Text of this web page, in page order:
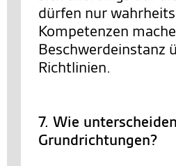
dürfen nur
Kompetenzen
Beschwerdeinstanz
Richtlinien.
7. Wie
Grundrichtungen?